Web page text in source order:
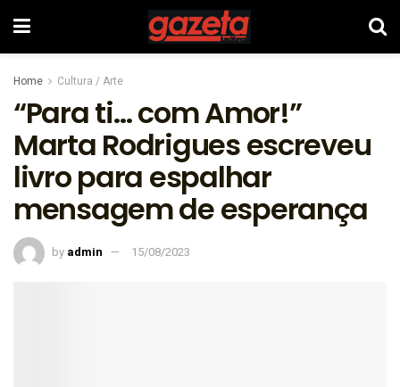
Home Cultura / Arte
“Para ti… com Amor!”
Marta Rodrigues escreveu
livro para espalhar
mensagem de esperança
by admin 15/08/2023